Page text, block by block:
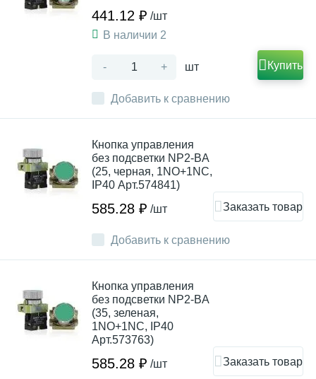
Добавить к сравнению
441.12 ₽ /шт
В наличии 2
- + шт Купить
Добавить к сравнению
Кнопка управления
без подсветки NP2-BA
(25, черная, 1NO+1NC,
IP40 Арт.574841)
585.28 ₽ /шт Заказать товар
Кнопка управления
без подсветки NP2-BA
(35, зеленая,
1NO+1NC, IP40
Арт.573763)
585.28 ₽ /шт Заказать товар